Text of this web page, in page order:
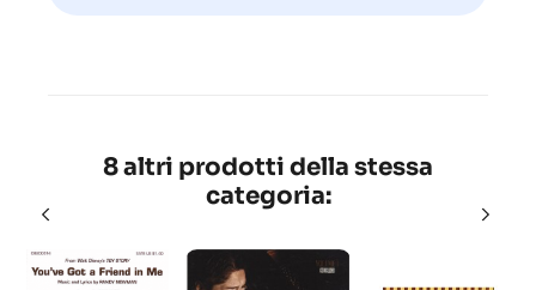
8 altri prodotti della stessa
categoria: